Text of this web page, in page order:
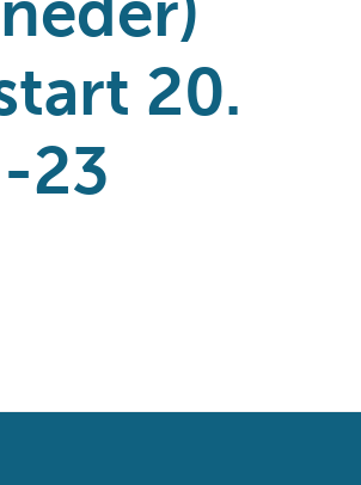
20.
23